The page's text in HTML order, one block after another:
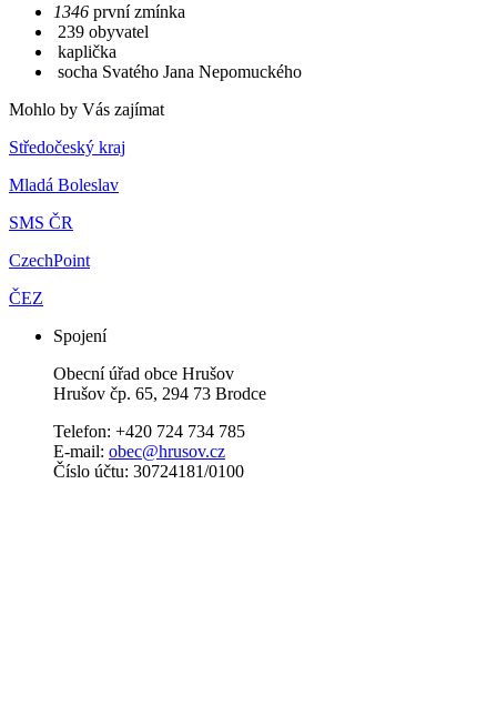
1346 první zmínka
239 obyvatel
kaplička
socha Svatého Jana Nepomuckého
Mohlo by Vás zajímat
Středočeský kraj
Mladá Boleslav
SMS ČR
CzechPoint
ČEZ
Spojení
Obecní úřad obce Hrušov
Hrušov čp. 65, 294 73 Brodce
Telefon: +420 724 734 785
E-mail: obec@hrusov.cz
Číslo účtu: 30724181/0100